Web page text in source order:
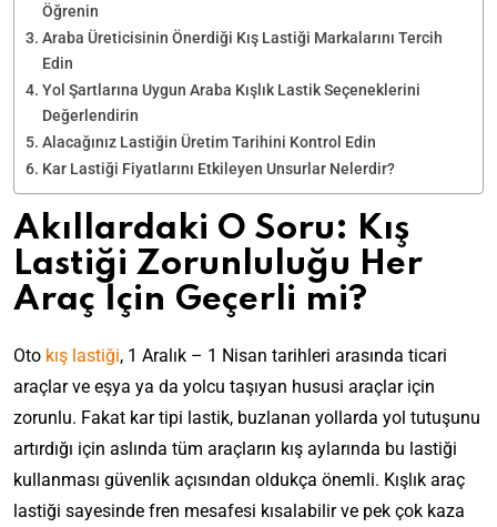
Öğrenin
Araba Üreticisinin Önerdiği Kış Lastiği Markalarını Tercih
Edin
Yol Şartlarına Uygun Araba Kışlık Lastik Seçeneklerini
Değerlendirin
Alacağınız Lastiğin Üretim Tarihini Kontrol Edin
Kar Lastiği Fiyatlarını Etkileyen Unsurlar Nelerdir?
Akıllardaki O Soru: Kış
Lastiği Zorunluluğu Her
Araç İçin Geçerli mi?
Oto kış lastiği, 1 Aralık – 1 Nisan tarihleri arasında ticari
araçlar ve eşya ya da yolcu taşıyan hususi araçlar için
zorunlu. Fakat kar tipi lastik, buzlanan yollarda yol tutuşunu
artırdığı için aslında tüm araçların kış aylarında bu lastiği
kullanması güvenlik açısından oldukça önemli. Kışlık araç
lastiği sayesinde fren mesafesi kısalabilir ve pek çok kaza